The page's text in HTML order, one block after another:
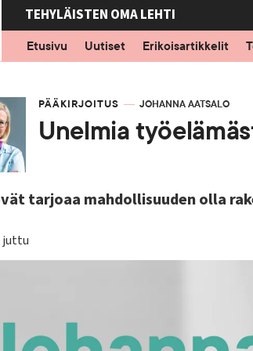
TEHYLÄISTEN OMA LEHTI
Etusivu
Uutiset Erikoisartikkelit
ARTIKKELIKATEGORIA
PÄÄKIRJOITUS KIRJOITTAJA
JOHANNA AATSALO
Unelmia
tarjoaa mahdollisuuden olla
juttu